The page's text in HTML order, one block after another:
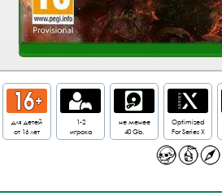
для детей
от 16 лет
1-2
игрока
не менее
40 Gb.
Optimized
For Series X